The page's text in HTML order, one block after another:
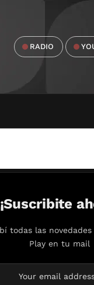
RADIO
¡Suscribite
todas las
Play en tu mail